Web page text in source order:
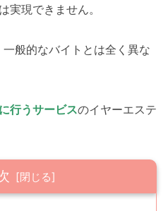
実現できません。
般的なバイトとは全く異な
行うサービスのイヤーエステ